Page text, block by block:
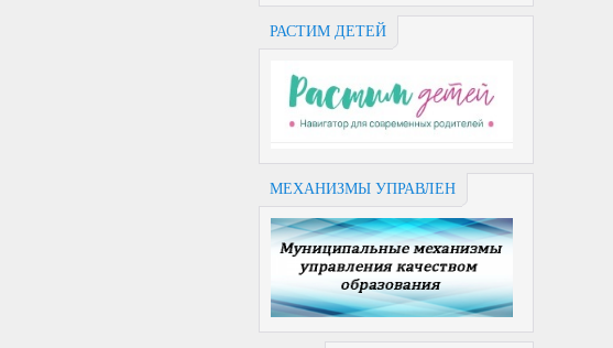
РАСТИМ ДЕТЕЙ
МЕХАНИЗМЫ УПРАВЛЕН